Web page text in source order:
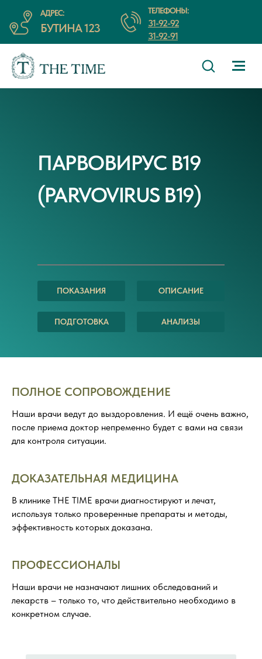
АДРЕС:
БУТИНА 123
ТЕЛЕФОНЫ:
31-92-92
31-92-91
ПАРВОВИРУС В19
(PARVOVIRUS В19)
ПОКАЗАНИЯ ОПИСАНИЕ
ПОДГОТОВКА АНАЛИЗЫ
ПОЛНОЕ СОПРОВОЖДЕНИЕ
Наши врачи ведут до выздоровления. И ещё очень важно,
после приема доктор непременно будет с вами на связи
для контроля ситуации.
ДОКАЗАТЕЛЬНАЯ МЕДИЦИНА
В клинике THE TIME врачи диагностируют и лечат,
используя только проверенные препараты и методы,
эффективность которых доказана.
ПРОФЕССИОНАЛЫ
Наши врачи не назначают лишних обследований и
лекарств – только то, что действительно необходимо в
конкретном случае.